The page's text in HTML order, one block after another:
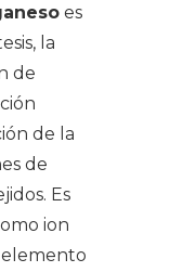
es
la
de
de la
de
Es
ion
elemento